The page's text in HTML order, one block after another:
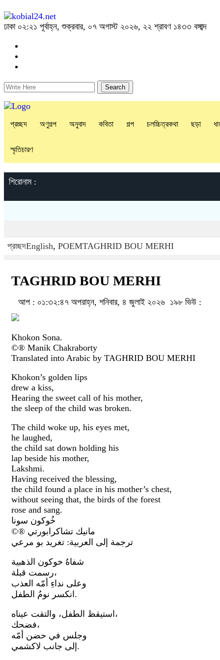
ঢাকা ০২:২১ পূর্বাহ্ন, শুক্রবার, ০৭ অগাস্ট ২০২৬, ২২ শ্রাবণ ১৪৩৩ বঙ্গাব্দ
প্রচ্ছদ অণুগল্প অনুবাদ কবিতা গল্প চলচ্চিত্রকথা ছড়া
স্মৃতিচারণ
শিরোনাম :
প্রচ্ছদEnglish, POEMTAGHRID BOU MERHI
TAGHRID BOU MERHI
আপ : ০১:৩২:৪৭ অপরাহ্ন, শনিবার, ৪ জুলাই ২০২৬ ১৯৮ ভিউ :
Khokon Sona.
©® Manik Chakraborty
Translated into Arabic by TAGHRID BOU MERHI
Khokon’s golden lips
drew a kiss,
Hearing the sweet call of his mother,
the sleep of the child was broken.
The child woke up, his eyes met,
he laughed,
the child sat down holding his
lap beside his mother,
Lakshmi.
Having received the blessing,
the child found a place in his mother’s chest,
without seeing that, the birds of the forest
rose and sang.
خُوكون سونا
©® مانيك تشاكرابورتي
ترجمة إلى العربية: تغريد بو مرعي
شفاهُ خوكون الذهبية
رسمت قبلة،
وعلى نداءِ أمّه العذب
انكسر نومُ الطفل.
استيقظ الطفل، والتقت عيناه،
فضحك،
وجلس في حضن أمّه
إلى جانب لاكشمي.